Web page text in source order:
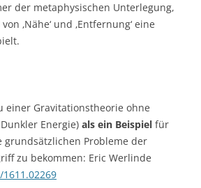
der metaphysischen Unterlegung,
‚Nähe‘ und ‚Entfernung‘ eine
einer Gravitationstheorie ohne
Energie) als ein Beispiel für
grundsätzlichen Probleme der
zu bekommen: Eric Werlinde